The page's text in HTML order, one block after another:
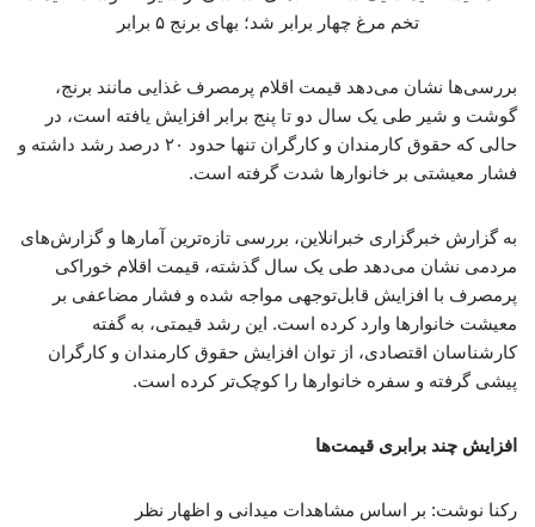
بررسی‌ها نشان می‌دهد قیمت اقلام پرمصرف غذایی مانند برنج،
گوشت و شیر طی یک سال دو تا پنج برابر افزایش یافته است، در
حالی که حقوق کارمندان و کارگران تنها حدود ۲۰ درصد رشد داشته و
فشار معیشتی بر خانوارها شدت گرفته است.
به گزارش خبرگزاری خبرانلاین، بررسی تازه‌ترین آمارها و گزارش‌های
مردمی نشان می‌دهد طی یک سال گذشته، قیمت اقلام خوراکی
پرمصرف با افزایش قابل‌توجهی مواجه شده و فشار مضاعفی بر
معیشت خانوارها وارد کرده است. این رشد قیمتی، به گفته
کارشناسان اقتصادی، از توان افزایش حقوق کارمندان و کارگران
پیشی گرفته و سفره خانوارها را کوچک‌تر کرده است.
افزایش چند برابری قیمت‌ها
رکنا نوشت: بر اساس مشاهدات میدانی و اظهار نظر